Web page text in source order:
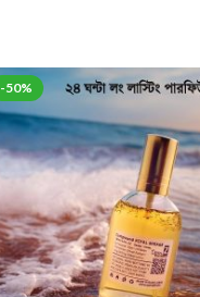
-50%